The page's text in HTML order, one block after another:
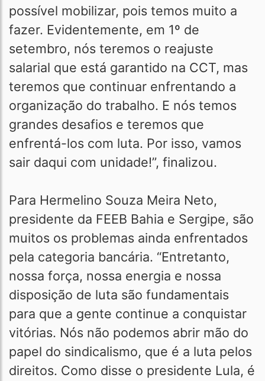
possível mobilizar, pois temos muito a
fazer. Evidentemente, em 1º de
setembro, nós teremos o reajuste
salarial que está garantido na CCT, mas
teremos que continuar enfrentando a
organização do trabalho. E nós temos
grandes desafios e teremos que
enfrentá-los com luta. Por isso, vamos
sair daqui com unidade!”, finalizou.
Para Hermelino Souza Meira Neto,
presidente da FEEB Bahia e Sergipe, são
muitos os problemas ainda enfrentados
pela categoria bancária. “Entretanto,
nossa força, nossa energia e nossa
disposição de luta são fundamentais
para que a gente continue a conquistar
vitórias. Nós não podemos abrir mão do
papel do sindicalismo, que é a luta pelos
direitos. Como disse o presidente Lula, é